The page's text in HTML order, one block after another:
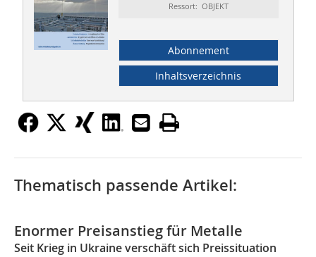
Ressort: OBJEKT
Abonnement
Inhaltsverzeichnis
Thematisch passende Artikel:
Enormer Preisanstieg für Metalle
Seit Krieg in Ukraine verschäft sich Preissituation